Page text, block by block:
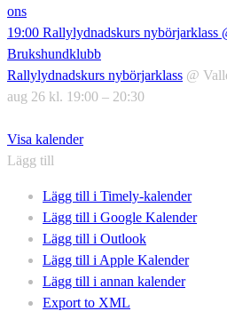
ons
19:00 Rallylydnadskurs nybörjarklass
Brukshundklubb
Rallylydnadskurs nybörjarklass @
aug 26 kl. 19:00 – 20:30
Visa kalender
Lägg till
Lägg till i Timely-kalender
Lägg till i Google Kalender
Lägg till i Outlook
Lägg till i Apple Kalender
Lägg till i annan kalender
Export to XML